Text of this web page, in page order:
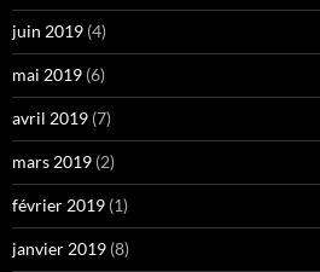
juin 2019 (4)
mai 2019 (6)
avril 2019 (7)
mars 2019 (2)
février 2019 (1)
janvier 2019 (8)